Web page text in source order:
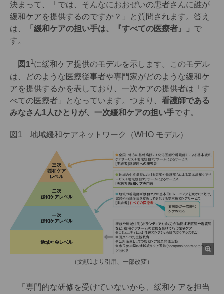
決まって、「では、そんなにおおぜいの患者さんに誰が
緩和ケアを提供するのですか？」と質問されます。答え
は、
「緩和ケアの担い手は、『すべての医療者』」 で
す。
図11に緩和ケア提供のモデルを示します。このモデル
は、どのような医療従事者や専門家がどのような緩和ケ
アを提供するかを表しており、一次ケアの提供者は「す
べての医療者」となっています。つまり、 看護師である
みなさん1人ひとりが、一次緩和ケアの担い手です。
図1 地域緩和ケアネットワーク（WHO モデル）
（文献1より引用、一部改変）
「専門的な研修を受けていないから、緩和ケアを担当